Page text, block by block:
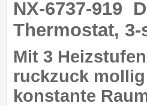
NX-6737-919
Thermostat,
Mit 3 Heizstufen
ruckzuck
konstante